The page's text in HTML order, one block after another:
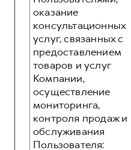
оказание
консультационных
услуг, связанных с
предоставлением
товаров и услуг
Компании,
осуществление
мониторинга,
контроля продаж и
обслуживания
Пользователя: